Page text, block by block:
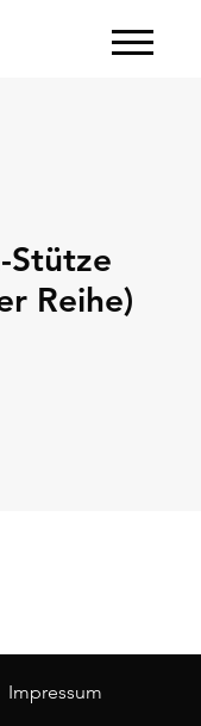
Stütze
Reihe)
Impressum